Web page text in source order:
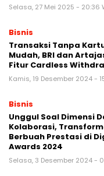
Selasa, 27 Mei 2025 - 20:36
Bisnis
Transaksi Tanpa
Mudah, BRI dan
Fitur Cardless
Kamis, 19 Desember 2024 -
Bisnis
Unggul Soal Dimensi
Kolaborasi,
Berbuah Prestasi di
Awards 2024
Selasa, 3 Desember 2024 -